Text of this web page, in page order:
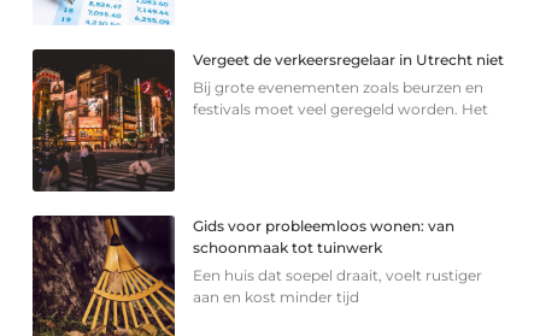
Vergeet de verkeersregelaar in Utrecht niet
Bij grote evenementen zoals beurzen en
festivals moet veel geregeld worden. Het
Gids voor probleemloos wonen: van
schoonmaak tot tuinwerk
Een huis dat soepel draait, voelt rustiger
aan en kost minder tijd